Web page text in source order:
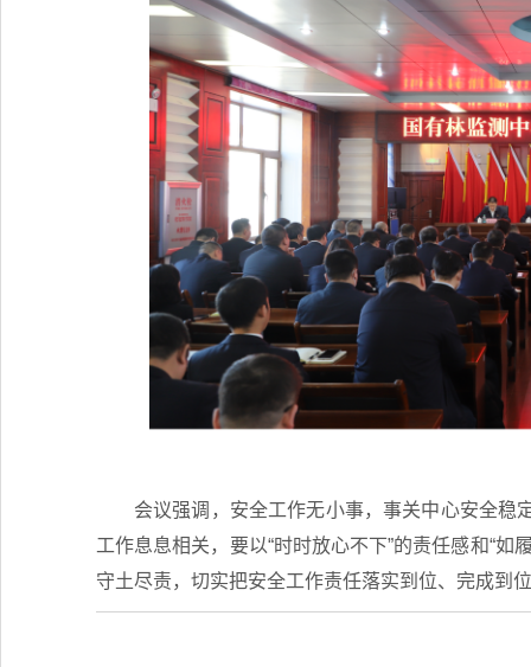
会议强调，安全工作无小事，事关中心安全稳
工作息息相关，要以“时时放心不下”的责任感和“
守土尽责，切实把安全工作责任落实到位、完成到